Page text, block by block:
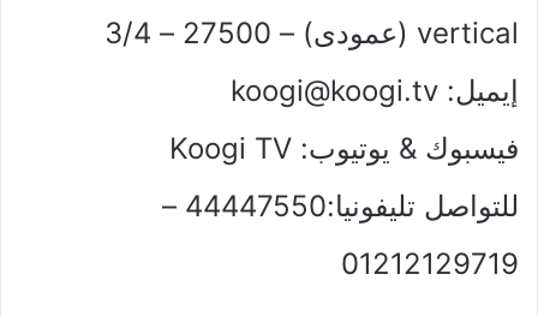
vertical (عمودى) – 27500 – 3/4
إيميل: koogi@koogi.tv
فيسبوك & يوتيوب: Koogi TV
للتواصل تليفونيا:44447550 –
01212129719